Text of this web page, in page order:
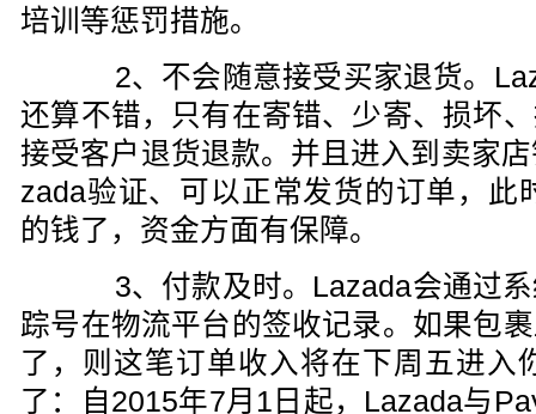
培训等惩罚措施。
2、不会随意接受买家退货。
还算不错，只有在寄错、少寄、损坏
接受客户退货退款。并且进入到卖家
zada验证、可以正常发货的订单，此
的钱了，资金方面有保障。
3、付款及时。Lazada会通过系
踪号在物流平台的签收记录。如果包
了，则这笔订单收入将在下周五进入
了：自2015年7月1日起，Lazada与